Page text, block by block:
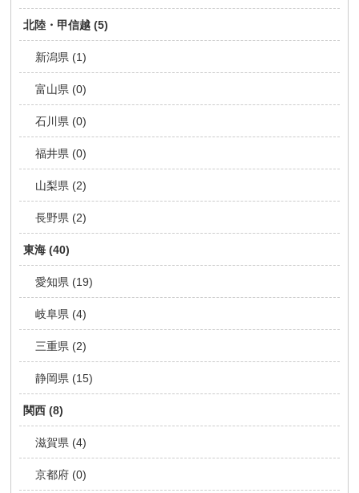
北陸・甲信越 (5)
新潟県 (1)
富山県 (0)
石川県 (0)
福井県 (0)
山梨県 (2)
長野県 (2)
東海 (40)
愛知県 (19)
岐阜県 (4)
三重県 (2)
静岡県 (15)
関西 (8)
滋賀県 (4)
京都府 (0)